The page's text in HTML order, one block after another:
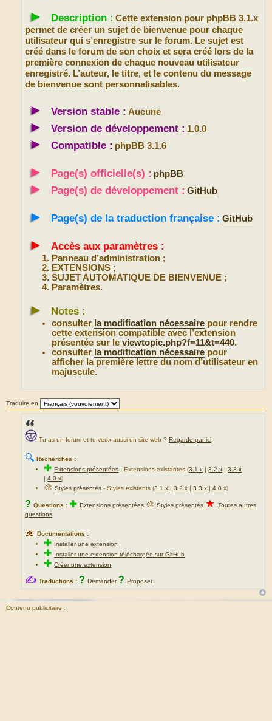
► Description : Cette extension pour phpBB 3.1.x
permet de créer un sujet de bienvenue pour chaque
utilisateur qui s’enregistre sur le forum. Le sujet est
créé dans le forum de son choix et sera créé lors de la
première connexion de chaque nouveau utilisateur
enregistré. L’auteur, le titre, et le contenu du message
de bienvenue sont personnalisables.
► Version stable : Aucune
► Version de développement : 1.0.0
► Compatible : phpBB 3.1.6
► Page(s) officielle(s) : phpBB
► Page(s) de développement : GitHub
► Page(s) de la traduction française : GitHub
► Accès aux paramètres :
Panneau d’administration ;
EXTENSIONS ;
SUJET AUTOMATIQUE DE BIENVENUE ;
Paramètres.
► Notes :
consulter la modification nécessaire pour rendre
cette extension compatible avec l’extension
présentée sur leviewtopic.php?f=11&t=440.
consulter la modification nécessaire pour
afficher la première lettre du nom d’utilisateur en
majuscule.
Traduire en
Tu as un forum et tu veux aussi un site web ? Regarde par ici
🔍 Recherches :
✚Extensions présentées -Extensions existantes (3.1.x |3.2.x |3.3.x
|4.0.x)
🎨Styles présentés - Styles existants (3.1.x |3.2.x |3.3.x |4.0.x)
? Questions : ✚ Extensions présentées 🎨 Styles présentés ★ Toutes autres
questions
📖 Documentations :
✚ Installer une extension
✚ Installer une extension téléchargée sur GitHub
✚Créer une extension
✍ Traductions : ? Demander ? Proposer
Contenu publicitaire :